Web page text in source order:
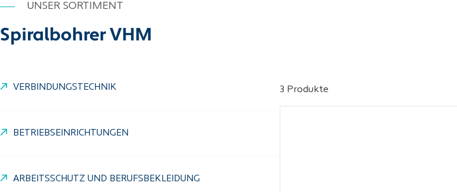
UNSER SORTIMENT
Spiralbohrer VHM
VERBINDUNGSTECHNIK
BETRIEBSEINRICHTUNGEN
ARBEITSSCHUTZ UND BERUFSBEKLEIDUNG
3 Produkte